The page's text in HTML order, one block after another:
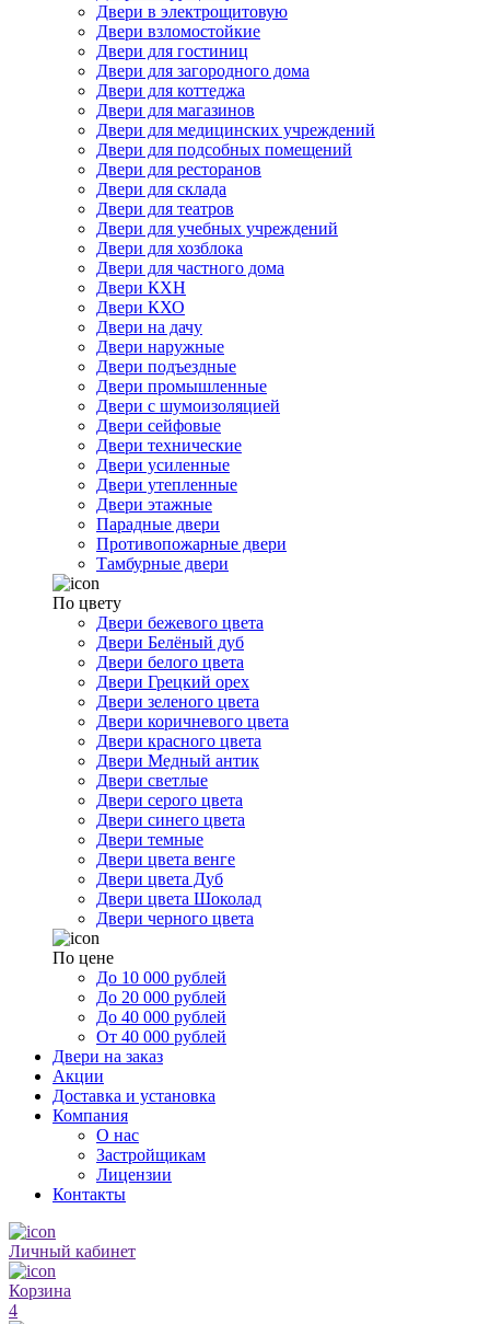
Двери в электрощитовую
Двери взломостойкие
Двери для гостиниц
Двери для загородного дома
Двери для коттеджа
Двери для магазинов
Двери для медицинских учреждений
Двери для подсобных помещений
Двери для ресторанов
Двери для склада
Двери для театров
Двери для учебных учреждений
Двери для хозблока
Двери для частного дома
Двери КХН
Двери КХО
Двери на дачу
Двери наружные
Двери подъездные
Двери промышленные
Двери с шумоизоляцией
Двери сейфовые
Двери технические
Двери усиленные
Двери утепленные
Двери этажные
Парадные двери
Противопожарные двери
Тамбурные двери
По цвету
Двери бежевого цвета
Двери Белёный дуб
Двери белого цвета
Двери Грецкий орех
Двери зеленого цвета
Двери коричневого цвета
Двери красного цвета
Двери Медный антик
Двери светлые
Двери серого цвета
Двери синего цвета
Двери темные
Двери цвета венге
Двери цвета Дуб
Двери цвета Шоколад
Двери черного цвета
По цене
До 10 000 рублей
До 20 000 рублей
До 40 000 рублей
От 40 000 рублей
Двери на заказ
Акции
Доставка и установка
Компания
О нас
Застройщикам
Лицензии
Контакты
Личный кабинет
Корзина
4